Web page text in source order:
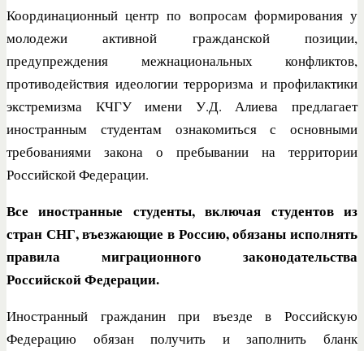
Координационный центр по вопросам формирования у
молодежи активной гражданской позиции,
предупреждения межнациональных конфликтов,
противодействия идеологии терроризма и профилактики
экстремизма КЧГУ имени У.Д. Алиева предлагает
иностранным студентам ознакомиться с основными
требованиями закона о пребывании на территории
Российской Федерации.
Все иностранные студенты, включая студентов из
стран СНГ, въезжающие в Россию, обязаны исполнять
правила миграционного законодательства
Российской Федерации.
Иностранный гражданин при въезде в Российскую
Федерацию обязан получить и заполнить бланк